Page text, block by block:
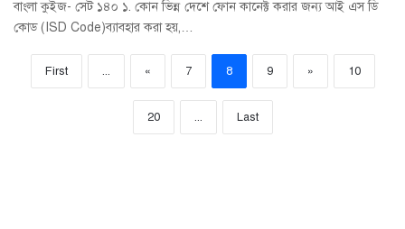
বাংলা কুইজ- সেট ১৪০ ১. কোন ভিন্ন দেশে ফোন কানেক্ট করার জন্য আই এস ডি
কোড (ISD Code)ব্যাবহার করা হয়,…
First ... « 7 8 9 » 10
20 ... Last